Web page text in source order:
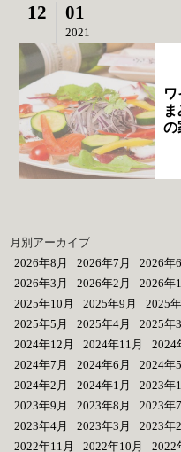
12 01
2021
の
月別アーカイブ
2026年8月
2026年7月 2026年
2026年3月
2026年2月 2026年
2025年10月
2025年9月 2025
2025年5月
2025年4月 2025年
2024年12月
2024年11月 2024
2024年7月
2024年6月 2024年
2024年2月
2024年1月 2023年
2023年9月
2023年8月 2023年
2023年4月
2023年3月 2023年
2022年11月
2022年10月 2022